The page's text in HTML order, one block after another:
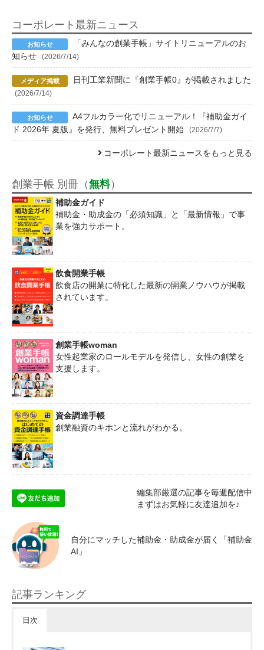
コーポレート最新ニュース
「みんなの創業手帳」サイトリニューアルのお
知らせ
(2026/7/14)
日刊工業新聞に『創業手帳0』が掲載されました
(2026/7/14)
A4フルカラー化でリニューアル！『補助金ガイ
ド 2026年 夏版』を発行、無料プレゼント開始
(2026/7/7)
コーポレート最新ニュースをもっと見る
創業手帳 別冊（無料）
補助金ガイド
補助金・助成金の「必須知識」と「最新情報」で事
業を強力サポート。
飲食開業手帳
飲食店の開業に特化した最新の開業ノウハウが掲載
されています。
創業手帳woman
女性起業家のロールモデルを発信し、女性の創業を
支援します。
資金調達手帳
創業融資のキホンと流れがわかる。
編集部厳選の記事を毎週配信中
まずはお気軽に友達追加を♪
自分にマッチした補助金・助成金が届く「補助金
AI」
記事ランキング
日次